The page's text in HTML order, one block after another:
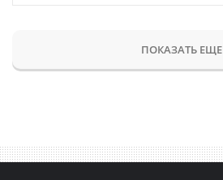
ПОКАЗАТЬ ЕЩЕ